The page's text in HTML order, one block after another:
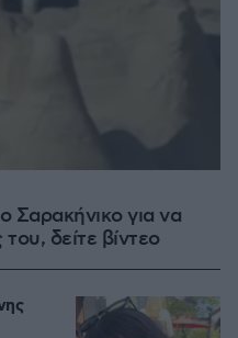
Σαρακήνικο για να
δείτε βίντεο